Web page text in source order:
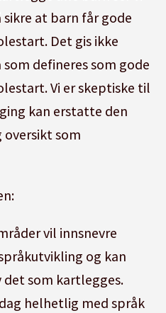
sikre at barn får gode
Det gis ikke
defineres som gode
Vi er skeptiske til
kan erstatte den
som
vil innsnevre
og kan
det som kartlegges.
helhetlig med språk